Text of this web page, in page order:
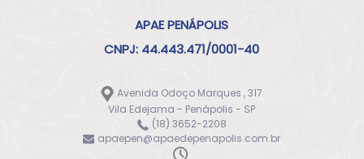
APAE PENÁPOLIS
CNPJ: 44.443.471/0001-40
Avenida Odoço Marques , 317
Vila Edejama - Penápolis - SP
(18) 3652-2208
apaepen@apaedepenapolis.com.br